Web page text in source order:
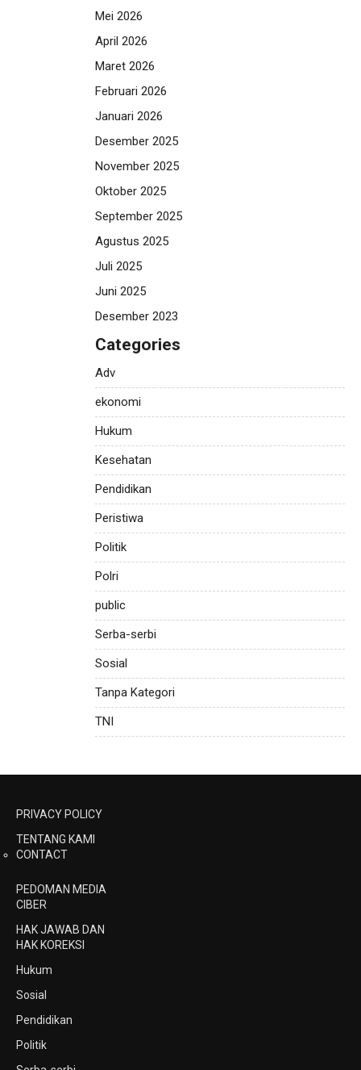
Mei 2026
April 2026
Maret 2026
Februari 2026
Januari 2026
Desember 2025
November 2025
Oktober 2025
September 2025
Agustus 2025
Juli 2025
Juni 2025
Desember 2023
Categories
Adv
ekonomi
Hukum
Kesehatan
Pendidikan
Peristiwa
Politik
Polri
public
Serba-serbi
Sosial
Tanpa Kategori
TNI
PRIVACY POLICY
TENTANG KAMI
CONTACT
PEDOMAN MEDIA
CIBER
HAK JAWAB DAN
HAK KOREKSI
Hukum
Sosial
Pendidikan
Politik